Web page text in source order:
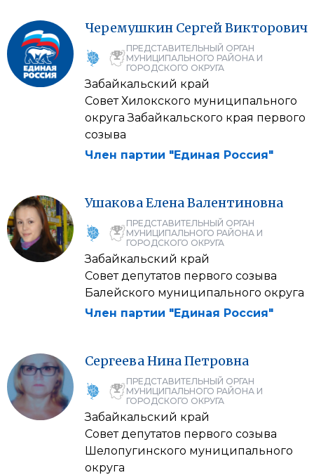
Черемушкин СергейВикторович
ПРЕДСТАВИТЕЛЬНЫЙ ОРГАН
МУНИЦИПАЛЬНОГО РАЙОНА И
ГОРОДСКОГО ОКРУГА
Забайкальский край
Совет Хилокского муниципального
округа Забайкальского края первого
созыва
Член партии "Единая Россия"
УшаковаЕленаВалентиновна
ПРЕДСТАВИТЕЛЬНЫЙ ОРГАН
МУНИЦИПАЛЬНОГО РАЙОНА И
ГОРОДСКОГО ОКРУГА
Забайкальский край
Совет депутатов первого созыва
Балейского муниципального округа
Член партии "Единая Россия"
СергееваНинаПетровна
ПРЕДСТАВИТЕЛЬНЫЙ ОРГАН
МУНИЦИПАЛЬНОГО РАЙОНА И
ГОРОДСКОГО ОКРУГА
Забайкальский край
Совет депутатов первого созыва
Шелопугинского муниципального
округа